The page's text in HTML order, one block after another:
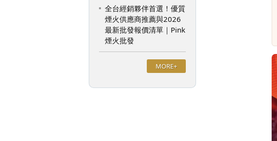
全台經銷夥伴首選！優質
煙火供應商推薦與2026
最新批發報價清單｜Pink
煙火批發
MORE+